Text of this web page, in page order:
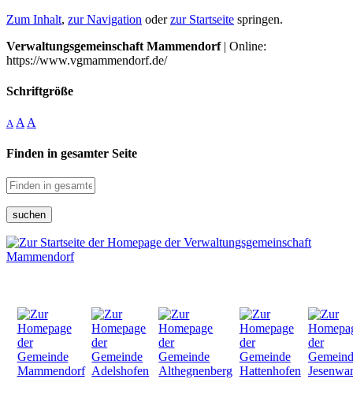
Zum Inhalt, zur Navigation oderzur Startseite springen.
Verwaltungsgemeinschaft Mammendorf| Online:
https://www.vgmammendorf.de/
Schriftgröße
A A A
Finden in gesamter Seite
suchen